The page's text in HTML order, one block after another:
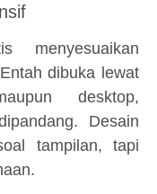
menyesuaikan
dibuka lewat
desktop,
Desain
tampilan, tapi